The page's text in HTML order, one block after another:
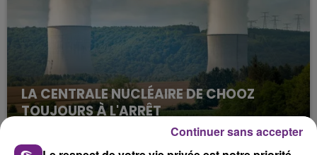
LA CENTRALE NUCLÉAIRE DE CHOOZ
TOUJOURS À L'ARRÊT
Cela fait déjà une semaine que la centrale
nucléaire ardennaise est à l'arrêt. Une situation
Continuer sans accepter